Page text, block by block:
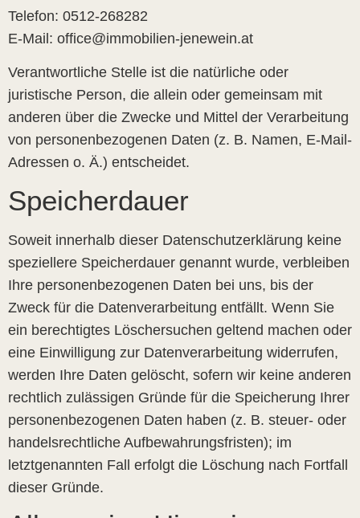
Telefon: 0512-268282
E-Mail: office@immobilien-jenewein.at
Verantwortliche Stelle ist die natürliche oder
juristische Person, die allein oder gemeinsam mit
anderen über die Zwecke und Mittel der Verarbeitung
von personenbezogenen Daten (z. B. Namen, E-Mail-
Adressen o. Ä.) entscheidet.
Speicherdauer
Soweit innerhalb dieser Datenschutzerklärung keine
speziellere Speicherdauer genannt wurde, verbleiben
Ihre personenbezogenen Daten bei uns, bis der
Zweck für die Datenverarbeitung entfällt. Wenn Sie
ein berechtigtes Löschersuchen geltend machen oder
eine Einwilligung zur Datenverarbeitung widerrufen,
werden Ihre Daten gelöscht, sofern wir keine anderen
rechtlich zulässigen Gründe für die Speicherung Ihrer
personenbezogenen Daten haben (z. B. steuer- oder
handelsrechtliche Aufbewahrungsfristen); im
letztgenannten Fall erfolgt die Löschung nach Fortfall
dieser Gründe.